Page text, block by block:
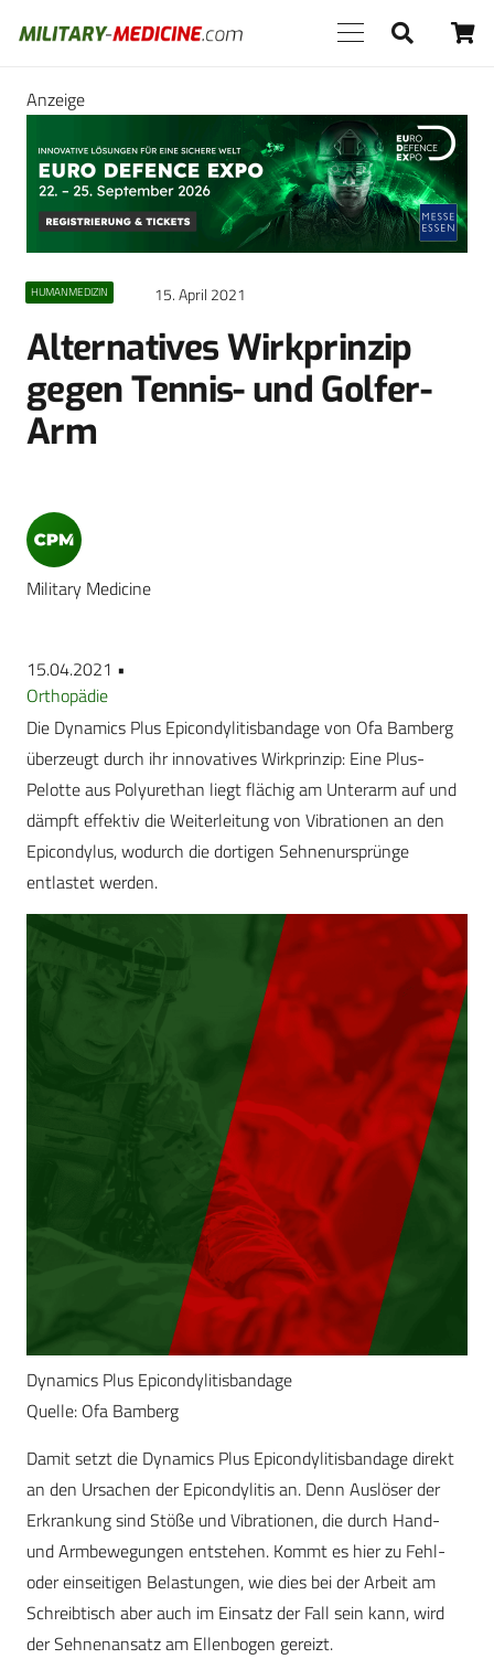
Anzeige
HUMANMEDIZIN 15. April 2021
Alternatives Wirkprinzip
gegen Tennis- und Golfer-
Arm
Military Medicine
15.04.2021 •
Orthopädie
Die Dynamics Plus Epicondylitisbandage von Ofa Bamberg
überzeugt durch ihr innovatives Wirkprinzip: Eine Plus-
Pelotte aus Polyurethan liegt flächig am Unterarm auf und
dämpft effektiv die Weiterleitung von Vibrationen an den
Epicondylus, wodurch die dortigen Sehnenursprünge
entlastet werden.
Dynamics Plus Epicondylitisbandage
Quelle: Ofa Bamberg
Damit setzt die Dynamics Plus Epicondylitisbandage direkt
an den Ursachen der Epicondylitis an. Denn Auslöser der
Erkrankung sind Stöße und Vibrationen, die durch Hand-
und Armbewegungen entstehen. Kommt es hier zu Fehl-
oder einseitigen Belastungen, wie dies bei der Arbeit am
Schreibtisch aber auch im Einsatz der Fall sein kann, wird
der Sehnenansatz am Ellenbogen gereizt.